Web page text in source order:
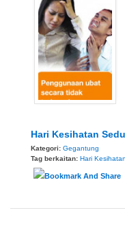
Hari Kesihatan
Kategori: Gegantung
Tag berkaitan: Hari